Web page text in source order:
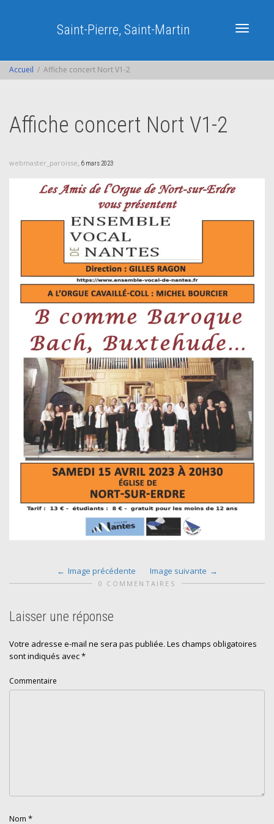
Saint-Pierre, Saint-Martin
Accueil Affiche concert Nort V1-2
Affiche concert Nort V1-2
webmaster_paroisse, 6 mars 2023
Image précédente Image suivante
0 COMMENTAIRES
Laisser une réponse
Votre adresse e-mail ne sera pas publiée. Les champs obligatoires
sont indiqués avec*
Commentaire
Nom *